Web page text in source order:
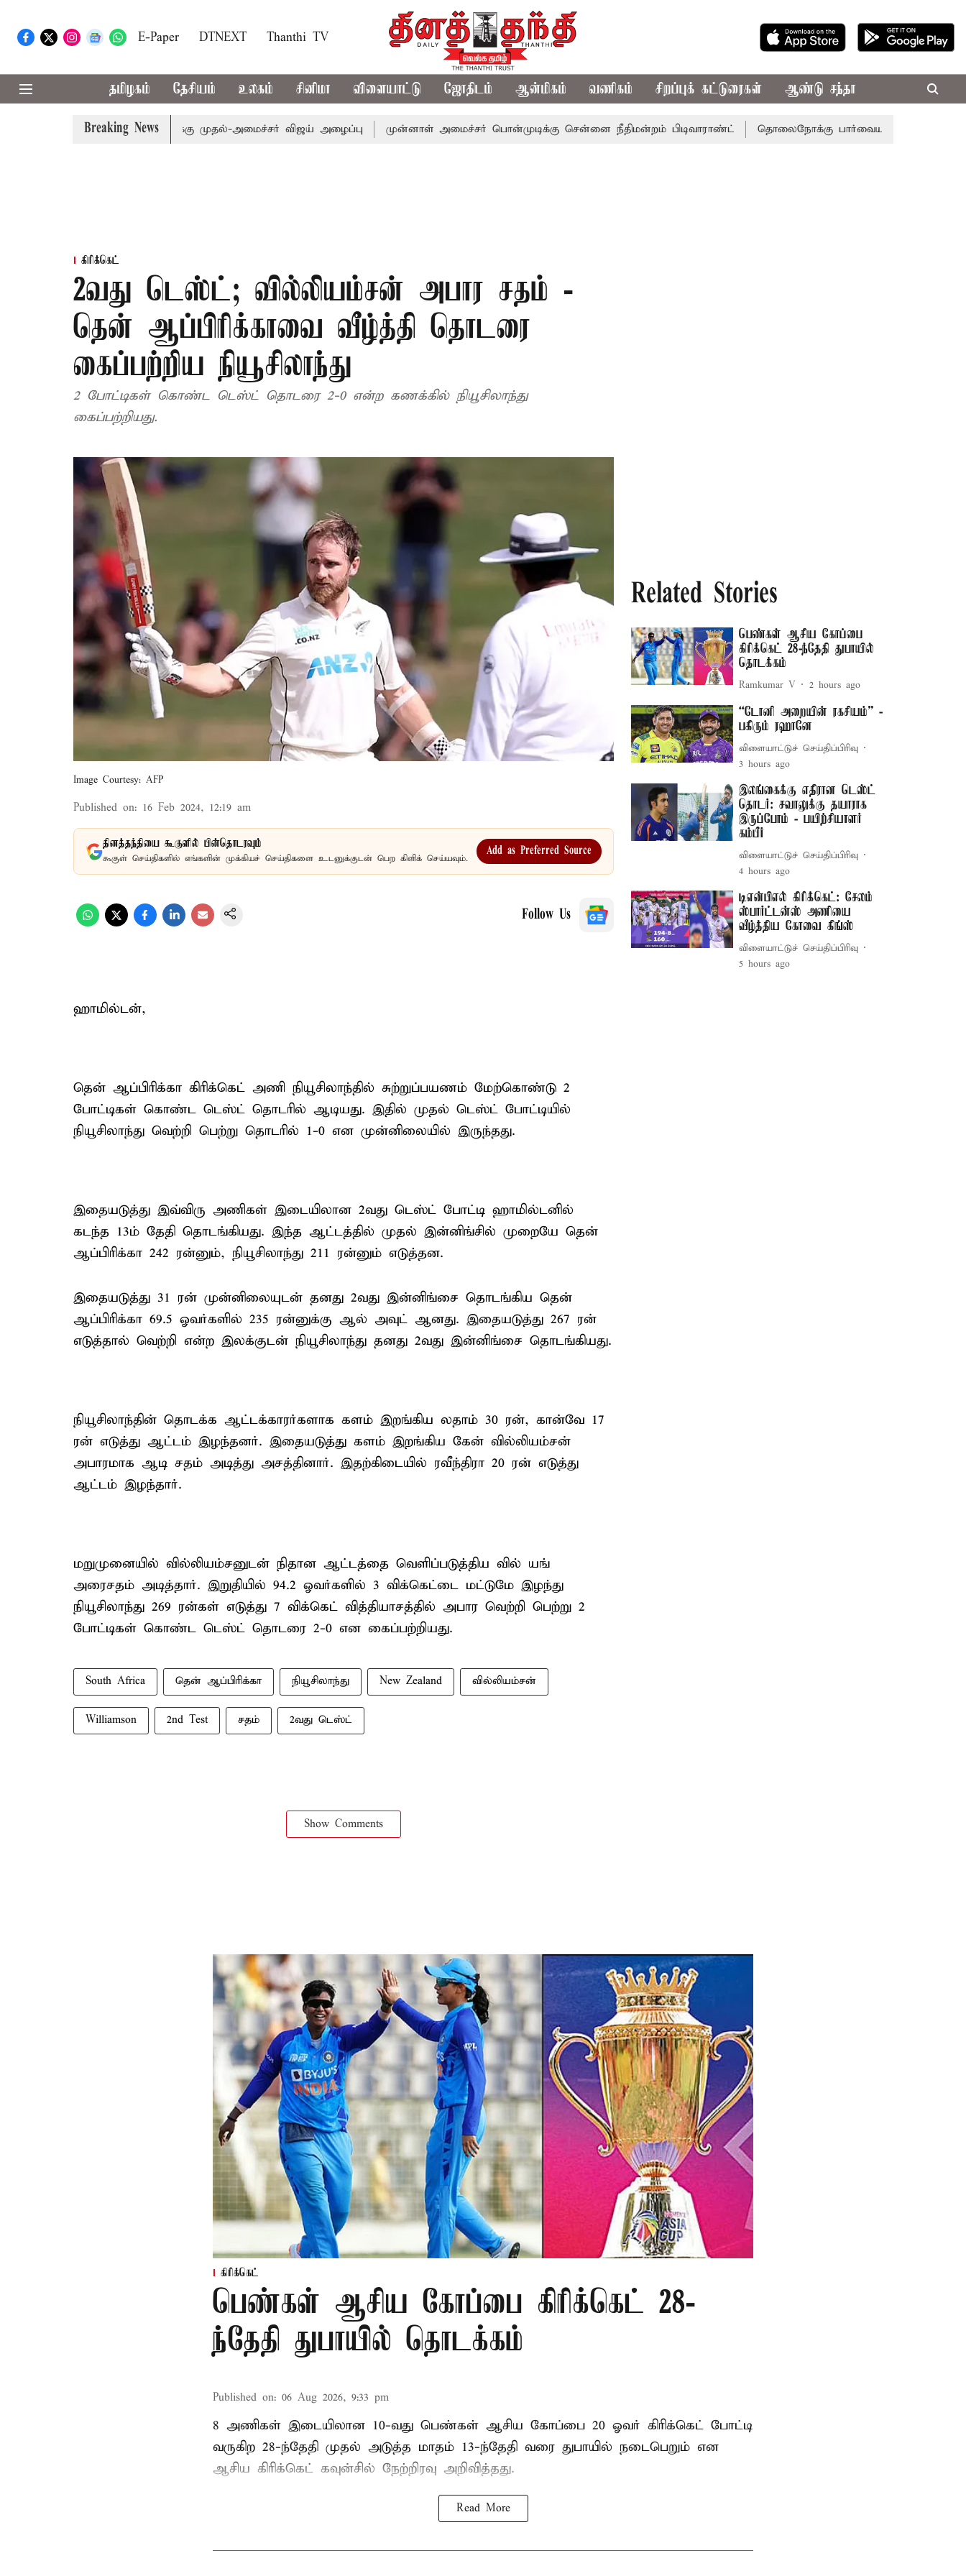
E-Paper DTNEXT Thanthi TV
தமிழகம் தேசியம் உலகம் சினிமா விளையாட்டு ஜோதிடம் ஆன்மிகம் வணிகம் சிறப்புக் கட்டுரைகள் ஆண்டு சந்தா
Breaking News
எம்.பி.க்கள் கூட்டத்துக்கு முதல்-அமைச்சர் விஜய் அழைப்பு முன்னாள் அமைச்சர் பொன்முடிக்கு சென்னை நீதிமன்றம் பிடிவாராண்ட் தொலைநோக்கு பார்வையுடன் கூடிய வேளாண்
கிரிக்கெட்
2வது டெஸ்ட்; வில்லியம்சன் அபார சதம் -
தென் ஆப்பிரிக்காவை வீழ்த்தி தொடரை
கைப்பற்றிய நியூசிலாந்து
2 போட்டிகள் கொண்ட டெஸ்ட் தொடரை 2-0 என்ற கணக்கில் நியூசிலாந்து
கைப்பற்றியது.
Image Courtesy: AFP
Published on: 16 Feb 2024, 12:19 am
தினத்தந்தியை கூகுளில் பின்தொடரவும்
கூகுள் செய்திகளில் எங்களின் முக்கியச் செய்திகளை உடனுக்குடன் பெற கிளிக் செய்யவும்.
Add as Preferred Source
Follow Us
ஹாமில்டன்,
தென் ஆப்பிரிக்கா கிரிக்கெட் அணி நியூசிலாந்தில் சுற்றுப்பயணம் மேற்கொண்டு 2
போட்டிகள் கொண்ட டெஸ்ட் தொடரில் ஆடியது. இதில் முதல் டெஸ்ட் போட்டியில்
நியூசிலாந்து வெற்றி பெற்று தொடரில் 1-0 என முன்னிலையில் இருந்தது.
இதையடுத்து இவ்விரு அணிகள் இடையிலான 2வது டெஸ்ட் போட்டி ஹாமில்டனில்
கடந்த 13ம் தேதி தொடங்கியது. இந்த ஆட்டத்தில் முதல் இன்னிங்சில் முறையே தென்
ஆப்பிரிக்கா 242 ரன்னும், நியூசிலாந்து 211 ரன்னும் எடுத்தன.
இதையடுத்து 31 ரன் முன்னிலையுடன் தனது 2வது இன்னிங்சை தொடங்கிய தென்
ஆப்பிரிக்கா 69.5 ஓவர்களில் 235 ரன்னுக்கு ஆல் அவுட் ஆனது. இதையடுத்து 267 ரன்
எடுத்தால் வெற்றி என்ற இலக்குடன் நியூசிலாந்து தனது 2வது இன்னிங்சை தொடங்கியது.
நியூசிலாந்தின் தொடக்க ஆட்டக்காரர்களாக களம் இறங்கிய லதாம் 30 ரன், கான்வே 17
ரன் எடுத்து ஆட்டம் இழந்தனர். இதையடுத்து களம் இறங்கிய கேன் வில்லியம்சன்
அபாரமாக ஆடி சதம் அடித்து அசத்தினார். இதற்கிடையில் ரவீந்திரா 20 ரன் எடுத்து
ஆட்டம் இழந்தார்.
மறுமுனையில் வில்லியம்சனுடன் நிதான ஆட்டத்தை வெளிப்படுத்திய வில் யங்
அரைசதம் அடித்தார். இறுதியில் 94.2 ஓவர்களில் 3 விக்கெட்டை மட்டுமே இழந்து
நியூசிலாந்து 269 ரன்கள் எடுத்து 7 விக்கெட் வித்தியாசத்தில் அபார வெற்றி பெற்று 2
போட்டிகள் கொண்ட டெஸ்ட் தொடரை 2-0 என கைப்பற்றியது.
South Africa தென் ஆப்பிரிக்கா நியூசிலாந்து New Zealand வில்லியம்சன்
Williamson 2nd Test சதம் 2வது டெஸ்ட்
Show Comments
Related Stories
பெண்கள் ஆசிய கோப்பை
கிரிக்கெட் 28-ந்தேதி துபாயில்
தொடக்கம்
Ramkumar V 2 hours ago
“டோனி அறையின் ரகசியம்” -
பகிரும் ரஹானே
விளையாட்டுச் செய்திப்பிரிவு
3 hours ago
இலங்கைக்கு எதிரான டெஸ்ட்
தொடர்: சவாலுக்கு தயாராக
இருப்போம் - பயிற்சியாளர்
கம்பீர்
விளையாட்டுச் செய்திப்பிரிவு
4 hours ago
டிஎன்பிஎல் கிரிக்கெட்: சேலம்
ஸ்பார்ட்டன்ஸ் அணியை
வீழ்த்திய கோவை கிங்ஸ்
விளையாட்டுச் செய்திப்பிரிவு
5 hours ago
கிரிக்கெட்
பெண்கள் ஆசிய கோப்பை கிரிக்கெட் 28-
ந்தேதி துபாயில் தொடக்கம்
Published on: 06 Aug 2026, 9:33 pm
8 அணிகள் இடையிலான 10-வது பெண்கள் ஆசிய கோப்பை 20 ஓவர் கிரிக்கெட் போட்டி
வருகிற 28-ந்தேதி முதல் அடுத்த மாதம் 13-ந்தேதி வரை துபாயில் நடைபெறும் என
ஆசிய கிரிக்கெட் கவுன்சில் நேற்றிரவு அறிவித்தது.
Read More